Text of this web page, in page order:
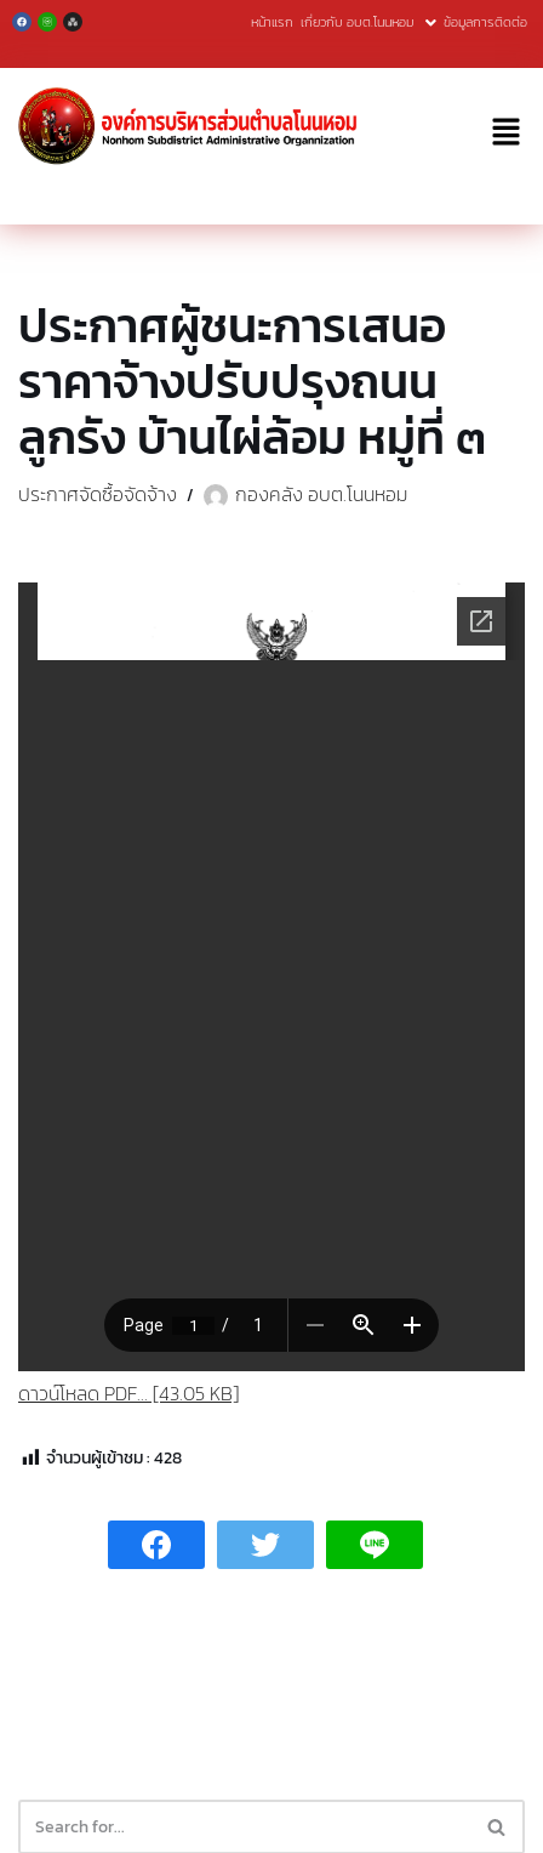
Skip
to
content
หน้าแรก เกี่ยวกับ อบต.โนนหอม ข้อมูลการติดต่อ
ประกาศผู้ชนะการเสนอ
ราคาจ้างปรับปรุงถนน
ลูกรัง บ้านไผ่ล้อม หมู่ที่ ๓
ประกาศจัดซื้อจัดจ้าง กองคลัง อบต.โนนหอม
ดาวน์โหลด PDF... [43.05 KB]
จำนวนผู้เข้าชม :428